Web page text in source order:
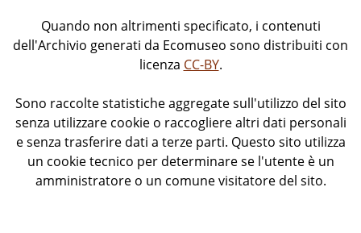
Quando non altrimenti specificato, i contenuti
dell'Archivio generati da Ecomuseo sono distribuiti con
licenza CC-BY.
Sono raccolte statistiche aggregate sull'utilizzo del sito
senza utilizzare cookie o raccogliere altri dati personali
e senza trasferire dati a terze parti. Questo sito utilizza
un cookie tecnico per determinare se l'utente è un
amministratore o un comune visitatore del sito.